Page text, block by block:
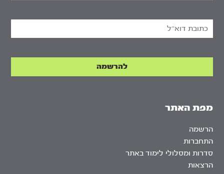
מפת האתר
הרשמה
התחברות
סדרות ומסלולי לימוד באתר
הרצאות